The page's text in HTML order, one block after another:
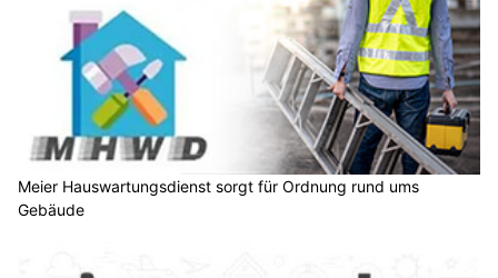
Meier Hauswartungsdienst sorgt für Ordnung rund ums
Gebäude